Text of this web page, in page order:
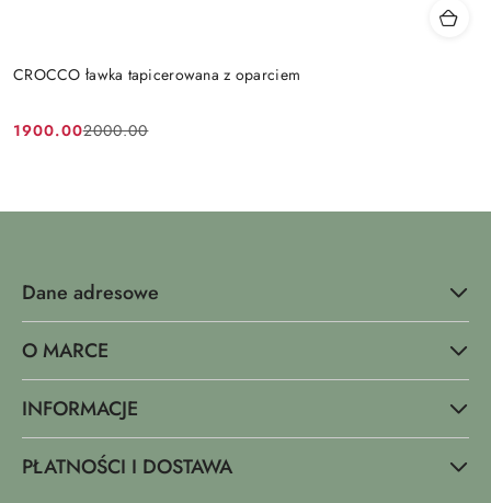
CROCCO ławka tapicerowana z oparciem
Cena
1900.00
Cena
2000.00
Dane adresowe
O MARCE
INFORMACJE
PŁATNOŚCI I DOSTAWA